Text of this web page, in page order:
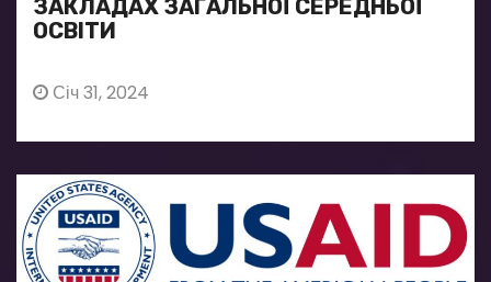
ЗАКЛАДАХ ЗАГАЛЬНОЇ СЕРЕДНЬОЇ
ОСВІТИ
Січ 31, 2024